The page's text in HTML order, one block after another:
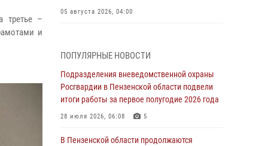
третье –
и
05 августа 2026, 04:00
маскировавшейся под реабилитационный
центр (видео)
04 августа 2026, 07:05 4 1
В Управлении Росгвардии по Пензенской
полугодие 2026 года
ПОПУЛЯРНЫЕ НОВОСТИ
Подразделения вневедомственной охраны
Росгвардии в Пензенской области подвели
итоги работы за первое полугодие 2026 года
28 июля 2026, 06:08 5
В Пензенской области продолжаются